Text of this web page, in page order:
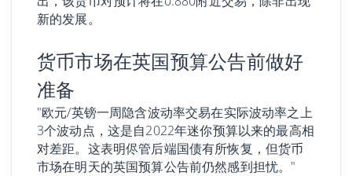
新的发展。
货币市场在英国预算公告前做好
准备
"欧元/英镑一周隐含波动率交易在实际波动率之上
3个波动点，这是自2022年迷你预算以来的最高相
对差距。这表明侭管后端国债有所恢复，但货币
市场在明天的英国预算公告前仍然感到担忧。"